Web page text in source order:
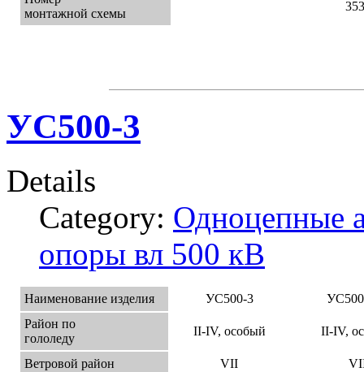
монтажной схемы
УС500-3
Details
Category: Одноцепные
опоры вл 500 кВ
Наименование изделия УС500-3
Район по
гололеду
II-IV, особый II-IV,
Ветровой район VII